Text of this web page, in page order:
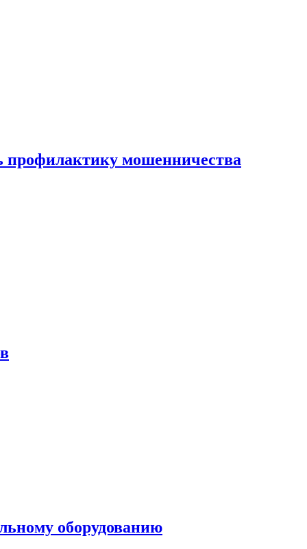
профилактику мошенничества
оборудованию